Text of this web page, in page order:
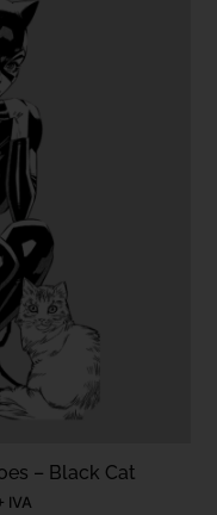
– Black Cat
IVA